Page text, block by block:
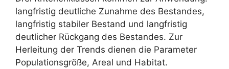
langfristig deutliche Zunahme des Bestandes,
langfristig stabiler Bestand und langfristig
deutlicher Rückgang des Bestandes. Zur
Herleitung der Trends dienen die Parameter
Populationsgröße, Areal und Habitat.